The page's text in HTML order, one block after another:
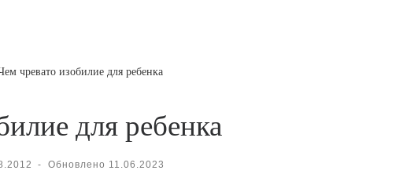
чревато изобилие для ребенка
для ребенка
- Обновлено 11.06.2023